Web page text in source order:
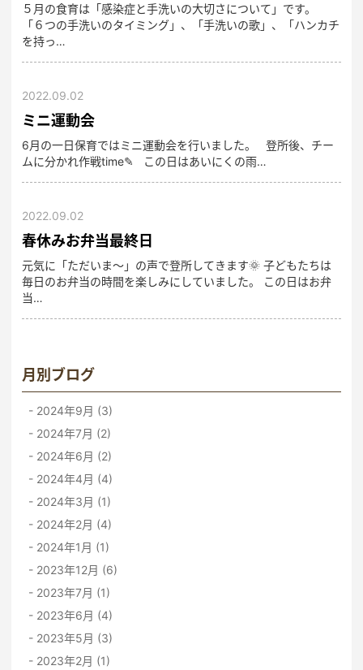
５月の食育は「感染症と手洗いの大切さについて」です。
「６つの手洗いのタイミング」、「手洗いの歌」、「ハンカチ
を持っ…
2022.09.02
ミニ運動会
6月の一日保育ではミニ運動会を行いました。 登所後、チー
ムに分かれ作戦time✎ この日はあいにくの雨…
2022.09.02
春休みお弁当最終日
元気に「ただいま～」の声で登所してきます🌞 子どもたちは
毎日のお弁当の時間を楽しみにしていました。 この日はお弁
当…
月別ブログ
2024年9月 (3)
2024年7月 (2)
2024年6月 (2)
2024年4月 (4)
2024年3月 (1)
2024年2月 (4)
2024年1月 (1)
2023年12月 (6)
2023年7月 (1)
2023年6月 (4)
2023年5月 (3)
2023年2月 (1)